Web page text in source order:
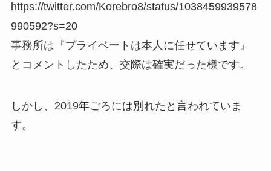
https://twitter.com/Korebro8/status/1038459939578
990592?s=20
事務所は『プライベートは本人に任せています』
とコメントしたため、交際は確実だった様です。
しかし、2019年ごろには別れたと言われていま
す。